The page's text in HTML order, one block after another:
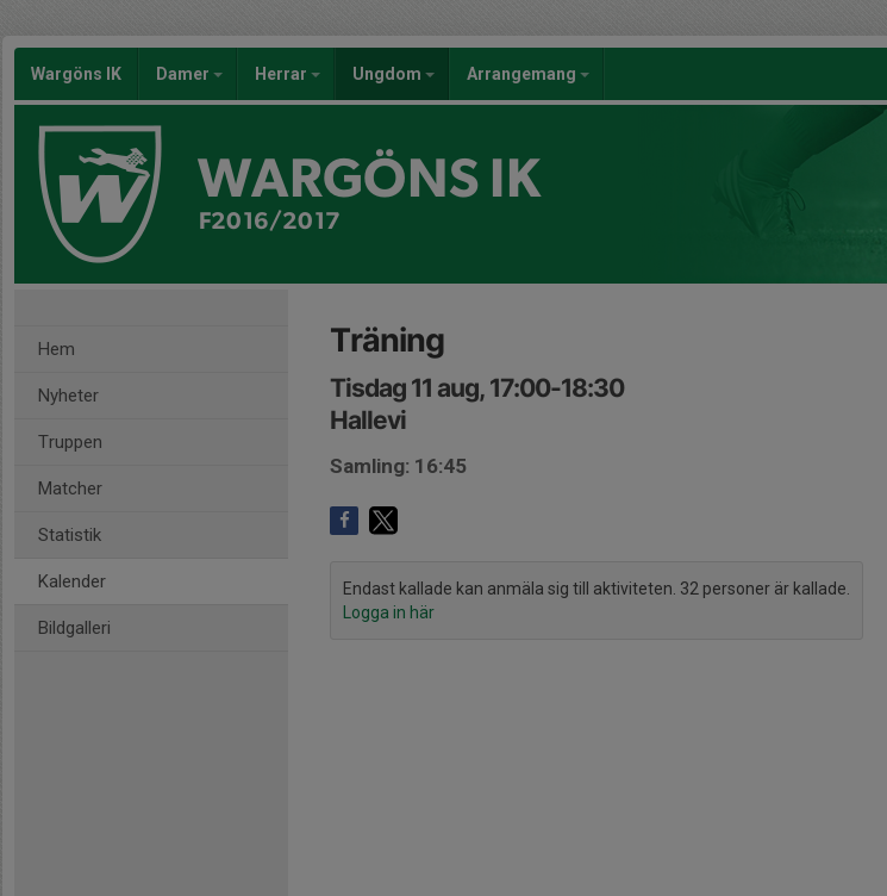
Wargöns IK Damer Herrar Ungdom Arrangemang
WARGÖNS IK
F2016/2017
Hem
Nyheter
Truppen
Matcher
Statistik
Kalender
Bildgalleri
Träning
Tisdag 11 aug, 17:00-18:30
Hallevi
Samling: 16:45
Endast kallade kan anmäla sig till aktiviteten. 32 personer är kallade.
Logga in här